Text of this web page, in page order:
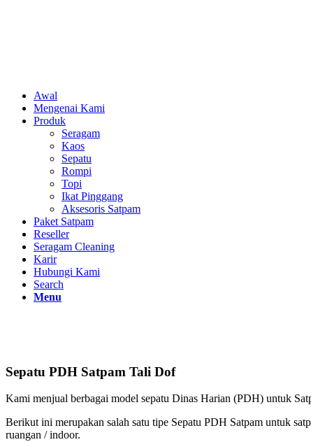
Awal
Mengenai Kami
Produk
Seragam
Kaos
Sepatu
Rompi
Topi
Ikat Pinggang
Aksesoris Satpam
Paket Satpam
Reseller
Seragam Cleaning
Karir
Hubungi Kami
Search
Menu
Sepatu PDH Satpam Tali Dof
Kami menjual berbagai model sepatu Dinas Harian (PDH) untuk
Berikut ini merupakan salah satu tipe Sepatu PDH Satpam untuk
ruangan / indoor.